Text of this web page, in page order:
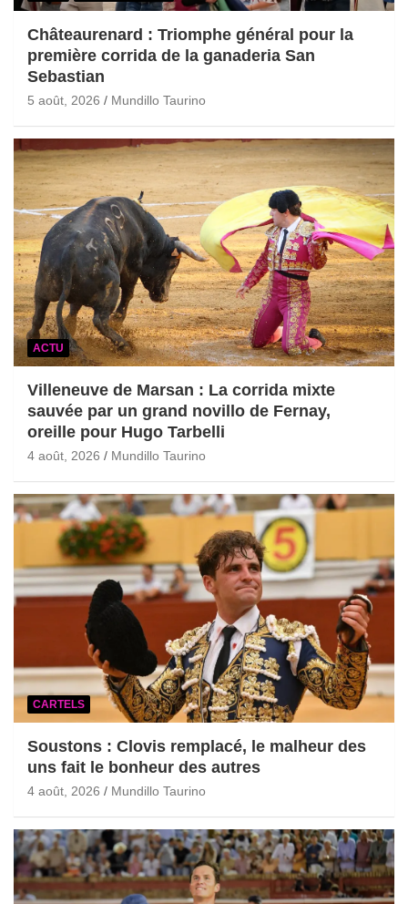
Châteaurenard : Triomphe général pour la
première corrida de la ganaderia San
Sebastian
5 août, 2026 Mundillo Taurino
ACTU
Villeneuve de Marsan : La corrida mixte
sauvée par un grand novillo de Fernay,
oreille pour Hugo Tarbelli
4 août, 2026 Mundillo Taurino
CARTELS
Soustons : Clovis remplacé, le malheur des
uns fait le bonheur des autres
4 août, 2026 Mundillo Taurino